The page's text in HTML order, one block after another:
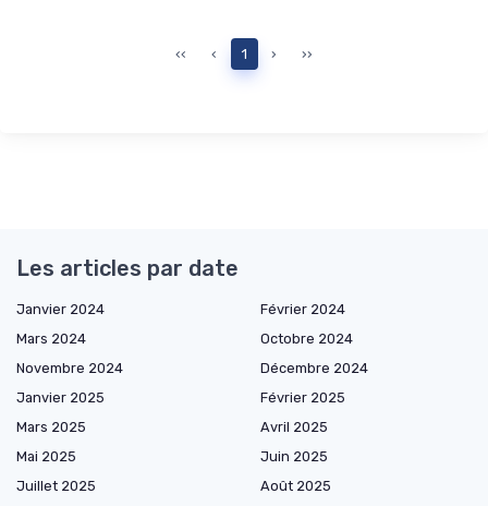
‹‹ ‹ 1 › ››
Les articles par date
Janvier 2024
Février 2024
Mars 2024
Octobre 2024
Novembre 2024
Décembre 2024
Janvier 2025
Février 2025
Mars 2025
Avril 2025
Mai 2025
Juin 2025
Juillet 2025
Août 2025